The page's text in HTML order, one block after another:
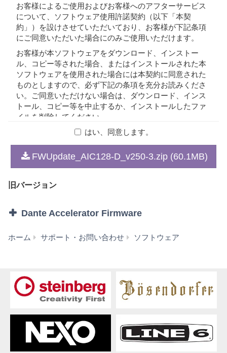
お客様によるご使用およびお客様へのアフターサービス
について、ソフトウェア使用許諾契約（以下「本契
約」）を設けさせていただいており、お客様が下記条項
にご同意いただいた場合にのみご使用いただけます。
お客様が本ソフトウェアをダウンロード、インストー
ル、コピー等された場合、またはインストールされた本
ソフトウェアを使用された場合には本契約に同意された
ものとしますので、必ず下記の条項を充分お読みくださ
い。ご同意いただけない場合は、ダウンロード、インス
トール、コピー等を中止するか、インストールしたファ
イルを削除してください。
1. 著作権および使用許諾
弊社はお客様に対し、本契約に基づいて配布されるプロ
付きで配布され得るそれらのバージョンアップ（以下
理するコンピュータ、スマートフォン、楽器または機器
本ソフトウェアの使用から得られるデータの所有権はお
2. 使用制限
お客様は、本ソフトウェアの利用にあたり、以下の行為
本ソフトウェアを逆コンパイル、逆アセンブル、
リバース・エンジニアリング、またはその他の方
法により、人間が感得できる形にすること(ただ
はい、同意します。
FWUpdate_AIC128-D_v250-3.zip (60.1MB)
旧バージョン
Dante Accelerator Firmware
ホーム サポート・お問い合わせ ソフトウェア
(旧
ジ
ョ
ン)